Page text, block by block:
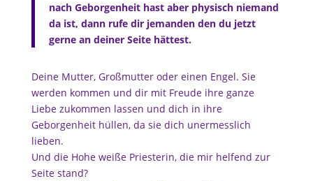
nach Geborgenheit hast aber physisch niemand
da ist, dann rufe dir jemanden den du jetzt
gerne an deiner Seite hättest.
Deine Mutter, Großmutter oder einen Engel. Sie
werden kommen und dir mit Freude ihre ganze
Liebe zukommen lassen und dich in ihre
Geborgenheit hüllen, da sie dich unermesslich
lieben.
Und die Hohe weiße Priesterin, die mir helfend zur
Seite stand?